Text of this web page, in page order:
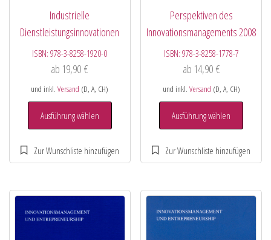
Industrielle
Dienstleistungsinnovationen
ISBN:978-3-8258-1920-0
ab 19,90€
und inkl.Versand (D, A, CH)
Ausführung wählen
Perspektiven des
Innovationsmanagements 2008
ISBN: 978-3-8258-1778-7
ab 14,90 €
und inkl. Versand (D, A, CH)
Ausführung wählen